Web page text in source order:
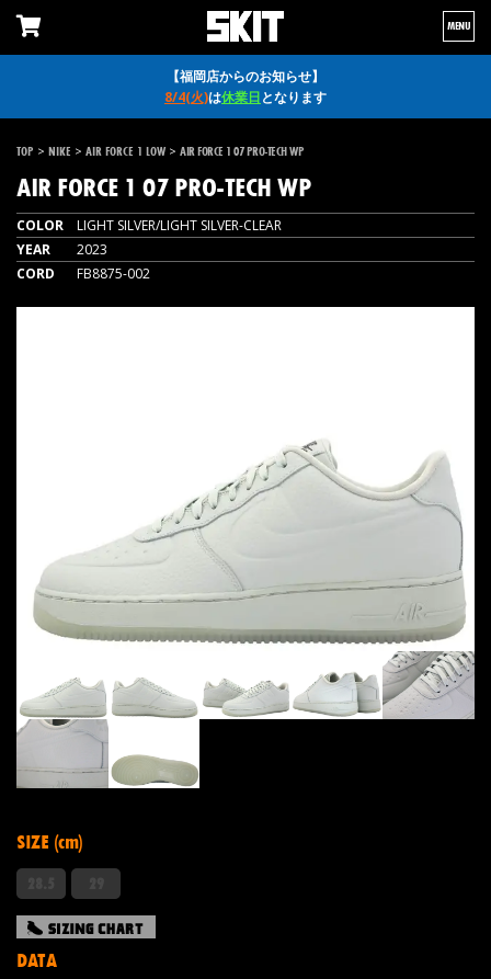
【福岡店からのお知らせ】
8/4(火)は休業日となります
MENU
TOP > NIKE > AIR FORCE 1 LOW > AIR FORCE 1 07 PRO-TECH WP
AIR FORCE 1 07 PRO-TECH WP
COLOR
LIGHT SILVER/LIGHT SILVER-CLEAR
YEAR
2023
CORD
FB8875-002
SIZE (cm)
DATA